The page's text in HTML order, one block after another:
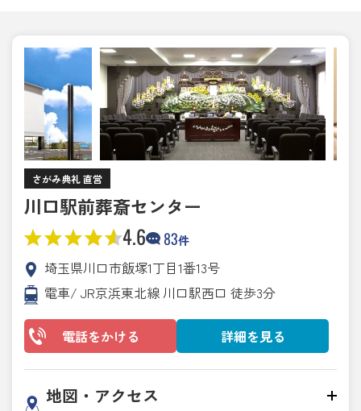
さがみ典礼 直営
川口駅前葬斎センター
4.6 83件
埼玉県川口市飯塚1丁目1番13号
電車/ JR京浜東北線 川口駅西口 徒歩3分
電話をかける 詳細を見る
地図・アクセス